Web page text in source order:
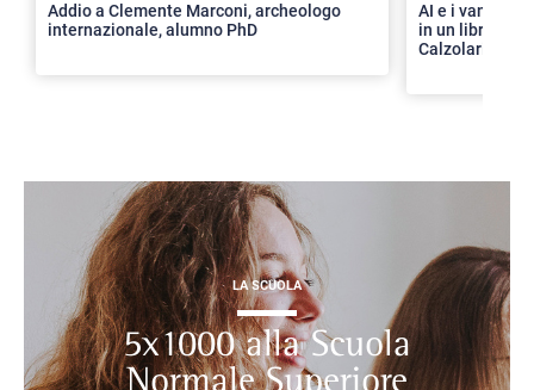
Addio a Clemente Marconi, archeologo
internazionale, alumno PhD
AI e i vantaggi
in un libro con
Calzolari
LA SCUOLA
5x1000 alla Scuola